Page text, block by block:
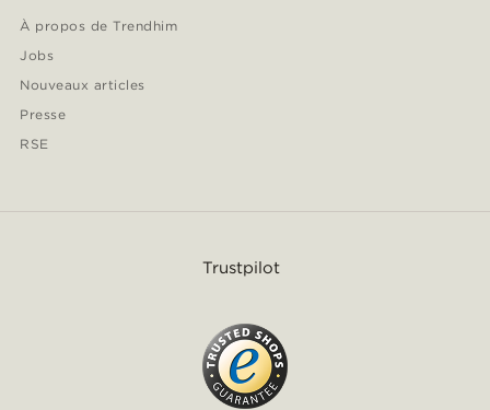
À propos de Trendhim
Jobs
Nouveaux articles
Presse
RSE
Trustpilot